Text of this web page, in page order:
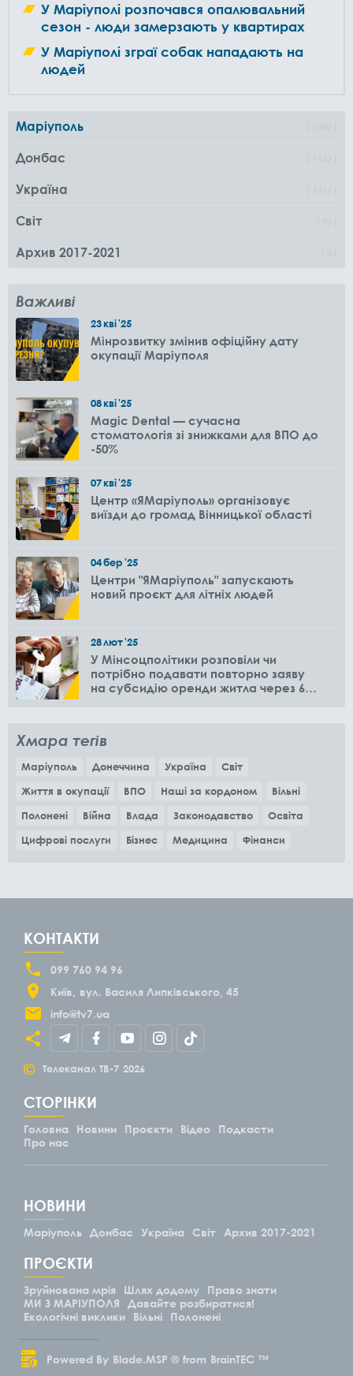
У Маріуполі розпочався опалювальний
сезон - люди замерзають у квартирах
У Маріуполі зграї собак нападають на
людей
Маріуполь
Донбас
Україна
Світ
Архив 2017-2021
Важливі
23кві'25
Мінрозвитку змінив офіційну дату
окупації Маріуполя
08кві'25
Magic Dental — сучасна
стоматологія зі знижками для ВПО до
-50%
07кві'25
Центр «ЯМаріуполь» організовує
виїзди до громад Вінницької області
04бер'25
Центри "ЯМаріуполь" запускають
новий проєкт для літніх людей
28лют'25
У Мінсоцполітики розповіли чи
потрібно подавати повторно заяву
на субсидію оренди житла через 6
Хмара тегів
Маріуполь Донеччина Україна
Світ
Життя в окупації
ВПО Наші за кордоном
Вільні
Полонені
Війна Влада Законодавство
Освіта
Цифрові послуги
Бізнес Медицина Фінанси
КОНТАКТИ
099 760 94 96
Київ
вул. Василя Липківського, 45
info@tv7.ua
© Телеканал ТВ-7 2026
СТОРІНКИ
Головна Новини Проєкти Відео
Подкасти
Про нас
НОВИНИ
Маріуполь Донбас Україна Світ Архив 2017-2021
ПРОЄКТИ
Зруйнована мрія Шлях додому
Право знати
МИ З МАРІУПОЛЯ
Давайте розбиратися!
Екологічні виклики
Вільні Полонені
Powered By Blade.MSP ® from BrainTEC ™